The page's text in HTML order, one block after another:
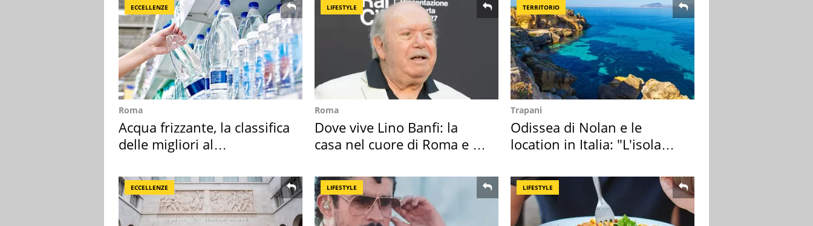
ECCELLENZE
Roma
Acqua frizzante, la classifica
delle migliori al
LIFESTYLE
Roma
Dove vive Lino Banfi: la
casa nel cuore di Roma e i
TERRITORIO
Trapani
Odissea di Nolan e le
location in Italia: "L'isola
ECCELLENZE LIFESTYLE LIFESTYLE